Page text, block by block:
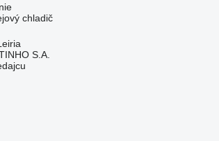
chladič
S.A.